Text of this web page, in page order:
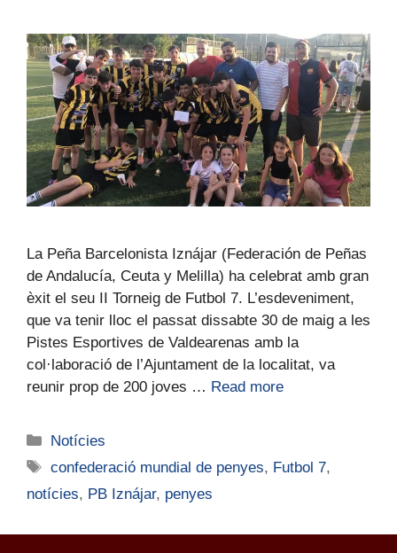
La Peña Barcelonista Iznájar (Federación de Peñas
de Andalucía, Ceuta y Melilla) ha celebrat amb gran
èxit el seu II Torneig de Futbol 7. L’esdeveniment,
que va tenir lloc el passat dissabte 30 de maig a les
Pistes Esportives de Valdearenas amb la
col·laboració de l’Ajuntament de la localitat, va
reunir prop de 200 joves … Read more
Notícies
confederació mundial de penyes, Futbol 7,
notícies, PB Iznájar, penyes